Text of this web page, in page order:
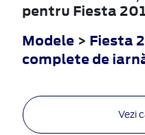
pentru Fiesta
Modele > Fiesta
complete de
Vezi